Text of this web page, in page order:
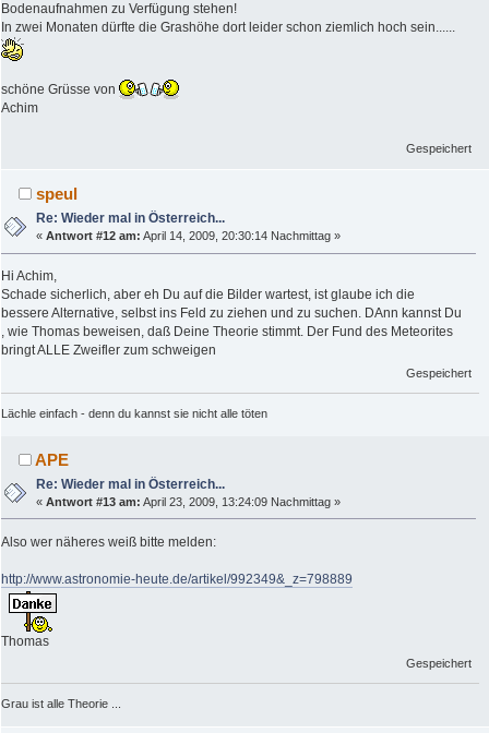
Bodenaufnahmen zu Verfügung stehen!
In zwei Monaten dürfte die Grashöhe dort leider schon ziemlich hoch sein......
schöne Grüsse von
Achim
Gespeichert
speul
Re: Wieder mal in Österreich...
«Antwort #12 am: April 14, 2009, 20:30:14 Nachmittag »
Hi Achim,
Schade sicherlich, aber eh Du auf die Bilder wartest, ist glaube ich die
bessere Alternative, selbst ins Feld zu ziehen und zu suchen. DAnn kannst Du
, wie Thomas beweisen, daß Deine Theorie stimmt. Der Fund des Meteorites
bringt ALLE Zweifler zum schweigen
Gespeichert
Lächle einfach - denn du kannst sie nicht alle töten
APE
Re: Wieder mal in Österreich...
«Antwort #13 am: April 23, 2009, 13:24:09 Nachmittag »
Also wer näheres weiß bitte melden:
http://www.astronomie-heute.de/artikel/992349&_z=798889
Thomas
Gespeichert
Grau ist alle Theorie ...